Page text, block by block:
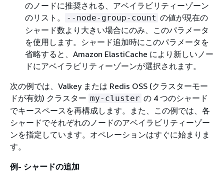
のノードに推奨される、アベイラビリティーゾーン
のリスト。
--node-group-count の値が現在の
シャード数より大きい場合にのみ、このパラメータ
を使用します。シャード追加時にこのパラメータを
省略すると、Amazon ElastiCache により新しいノー
ドにアベイラビリティーゾーンが選択されます。
次の例では、Valkey または Redis OSS (クラスターモー
ドが有効) クラスター my-cluster の 4 つのシャード
でキースペースを再構成します。また、この例では、各
シャードでそれぞれのノードのアベイラビリティーゾー
ンを指定しています。オペレーションはすぐに始まりま
す。
例- シャードの追加